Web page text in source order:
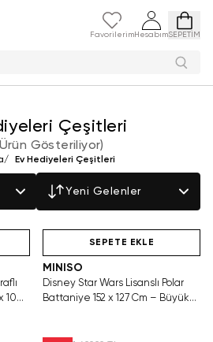
Favorilerim HesabımSEPETİM
Çeşitleri
Ürün Gösteriliyor)
/ Ev Hediyeleri Çeşitleri
Yeni Gelenler
100
SEPETE EKLE
MINISO
Disney Star Wars Lisanslı Polar
Battaniye 152 x 127 Cm – Büyük